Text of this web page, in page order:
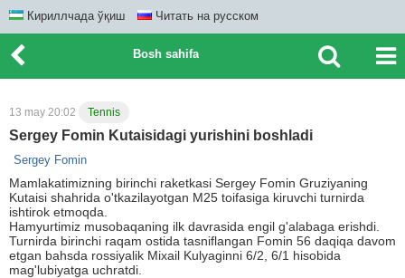
Кириллчада ўқиш Читать на русском
Bosh sahifa
13 may 20:02 Tennis
Sergey Fomin Kutaisidagi yurishini boshladi
Sergey Fomin
Mamlakatimizning birinchi raketkasi Sergey Fomin Gruziyaning
Kutaisi shahrida o'tkazilayotgan M25 toifasiga kiruvchi turnirda
ishtirok etmoqda.
Hamyurtimiz musobaqaning ilk davrasida engil g'alabaga erishdi.
Turnirda birinchi raqam ostida tasniflangan Fomin 56 daqiqa davom
etgan bahsda rossiyalik Mixail Kulyaginni 6/2, 6/1 hisobida
mag'lubiyatga uchratdi.